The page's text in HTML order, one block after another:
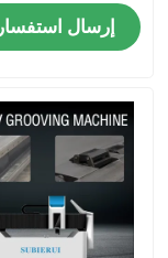
إرسال استفسار